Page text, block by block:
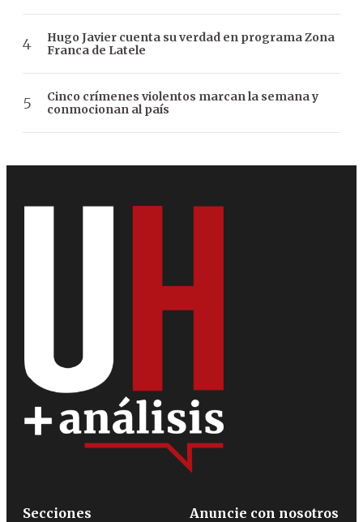
Hugo Javier cuenta su verdad en programa Zona
Franca de Latele
Cinco crímenes violentos marcan la semana y
conmocionan al país
Secciones
Anuncie con nosotros